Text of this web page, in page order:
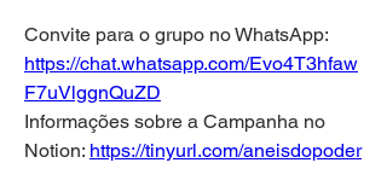
https://chat.whatsapp.com/Evo4T3hfaw
F7uVlggnQuZD
Informações sobre a Campanha no
Notion: https://tinyurl.com/aneisdopoder